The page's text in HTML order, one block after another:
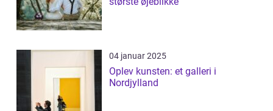
04 januar 2025
Oplev kunsten: et galleri i
Nordjylland